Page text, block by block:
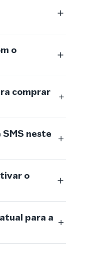
o
comprar
SMS neste
o
para a